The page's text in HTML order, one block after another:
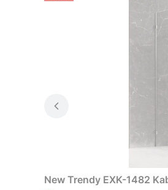
New Trendy EXK-1482